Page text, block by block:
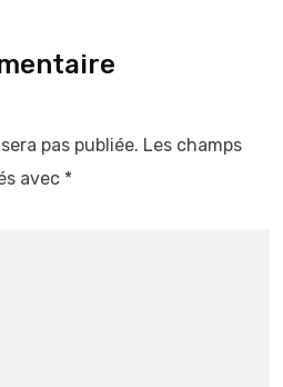
pas publiée. Les champs
avec *